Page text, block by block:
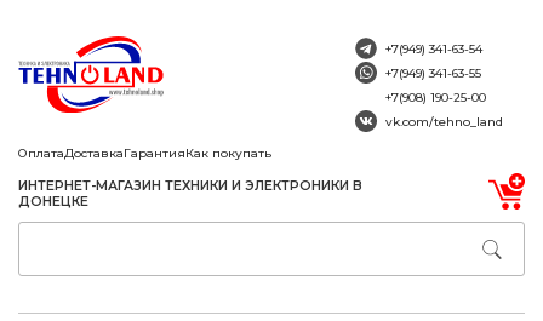
ОплатаДоставкаГарантияКак покупать
ИНТЕРНЕТ-МАГАЗИН ТЕХНИКИ И ЭЛЕКТРОНИКИ В
ДОНЕЦКЕ
+7(949) 341-63-54
+7(949) 341-63-55
+7(908) 190-25-00
vk.com/tehno_land